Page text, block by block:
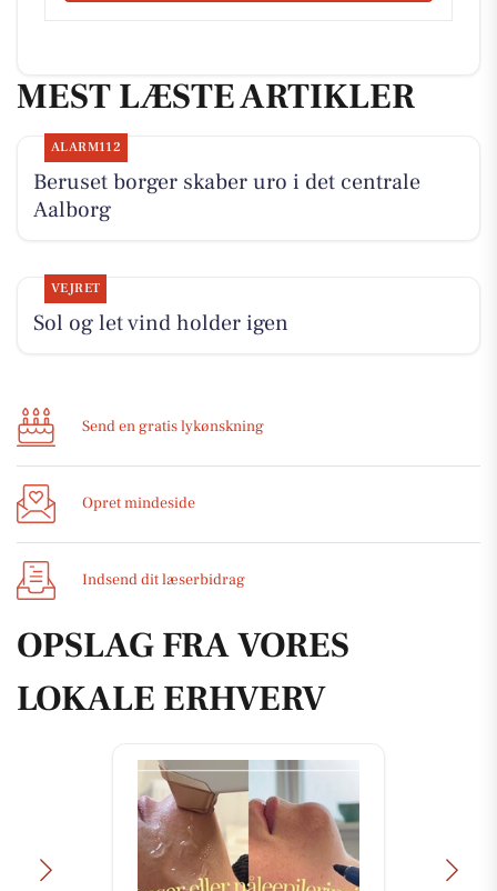
MEST LÆSTE ARTIKLER
ALARM112
Beruset borger skaber uro i det centrale
Aalborg
VEJRET
Sol og let vind holder igen
Send en gratis lykønskning
Opret mindeside
Indsend dit læserbidrag
OPSLAG FRA VORES
LOKALE ERHVERV